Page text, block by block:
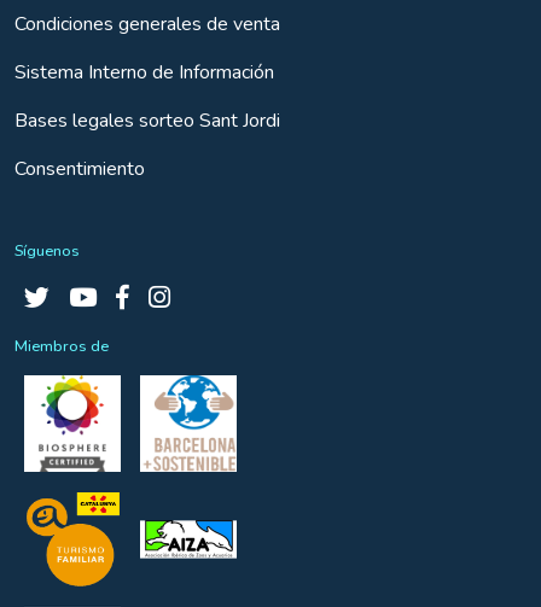
Condiciones generales de venta
Sistema Interno de Información
Bases legales sorteo Sant Jordi
Consentimiento
Síguenos
Miembros de